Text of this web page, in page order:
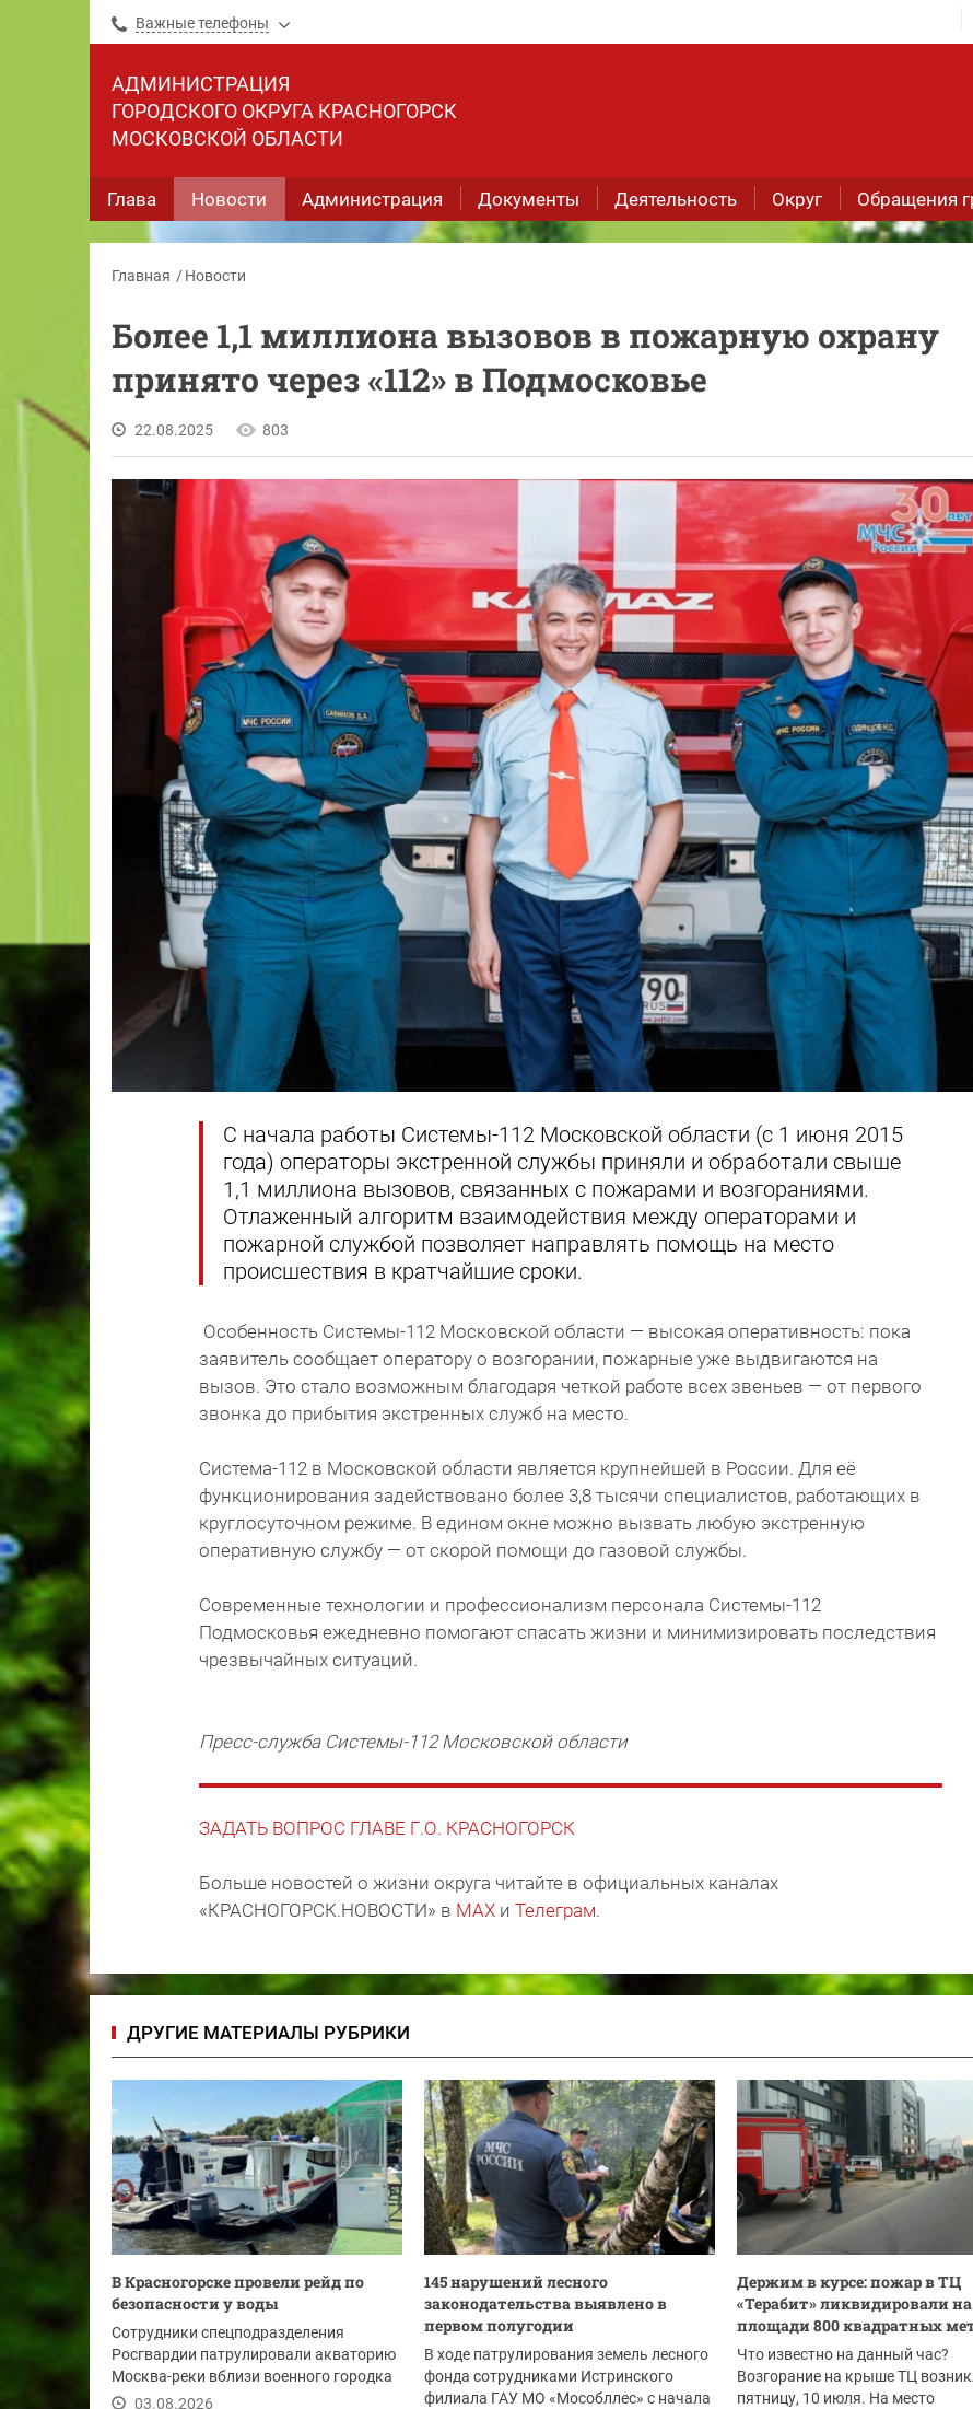
Важные телефоны
АДМИНИСТРАЦИЯ
ГОРОДСКОГО ОКРУГА КРАСНОГОРСК
МОСКОВСКОЙ ОБЛАСТИ
Глава Новости Администрация Документы Деятельность Округ Обращения
Главная Новости
Более 1,1 миллиона вызовов в пожарную охрану
принято через «112» в Подмосковье
22.08.2025 803
С начала работы Системы-112 Московской области (с 1 июня 2015
года) операторы экстренной службы приняли и обработали свыше
1,1 миллиона вызовов, связанных с пожарами и возгораниями.
Отлаженный алгоритм взаимодействия между операторами и
пожарной службой позволяет направлять помощь на место
происшествия в кратчайшие сроки.
Особенность Системы-112 Московской области — высокая оперативность: пока
заявитель сообщает оператору о возгорании, пожарные уже выдвигаются на
вызов. Это стало возможным благодаря четкой работе всех звеньев — от первого
звонка до прибытия экстренных служб на место.
Система-112 в Московской области является крупнейшей в России. Для её
функционирования задействовано более 3,8 тысячи специалистов, работающих в
круглосуточном режиме. В едином окне можно вызвать любую экстренную
оперативную службу — от скорой помощи до газовой службы.
Современные технологии и профессионализм персонала Системы-112
Подмосковья ежедневно помогают спасать жизни и минимизировать последствия
чрезвычайных ситуаций.
Пресс-служба Системы-112 Московской области
ЗАДАТЬ ВОПРОС ГЛАВЕ Г.О. КРАСНОГОРСК
Больше новостей о жизни округа читайте в официальных каналах
«КРАСНОГОРСК.НОВОСТИ» в MAX и Телеграм.
ДРУГИЕ МАТЕРИАЛЫ РУБРИКИ
В Красногорске провели рейд по
безопасности у воды
Сотрудники спецподразделения
Росгвардии патрулировали акваторию
Москва-реки вблизи военного городка
Павшино....
03.08.2026
145 нарушений лесного
законодательства выявлено в
первом полугодии
В ходе патрулирования земель лесного
фонда сотрудниками Истринского
филиала ГАУ МО «Мособллес» с начала
Держим в курсе: пожар в ТЦ
«Терабит» ликвидировали на
площади 800 квадратных
Что известно на данный час?
Возгорание на крыше ТЦ
пятницу, 10 июля. На место